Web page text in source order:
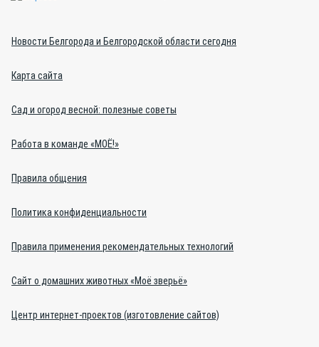
Новости Белгорода и Белгородской области сегодня
Карта сайта
Сад и огород весной: полезные советы
Работа в команде «МОЁ!»
Правила общения
Политика конфиденциальности
Правила применения рекомендательных технологий
Сайт о домашних животных «Моё зверьё»
Центр интернет-проектов (изготовление сайтов)